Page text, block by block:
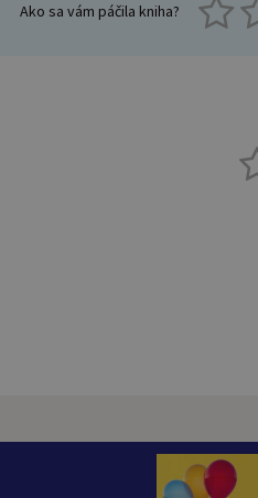
Ako sa vám páčila kniha?